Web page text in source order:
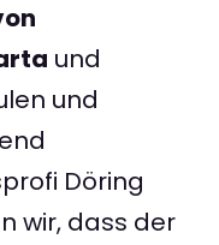
und
und
Döring
wir, dass der